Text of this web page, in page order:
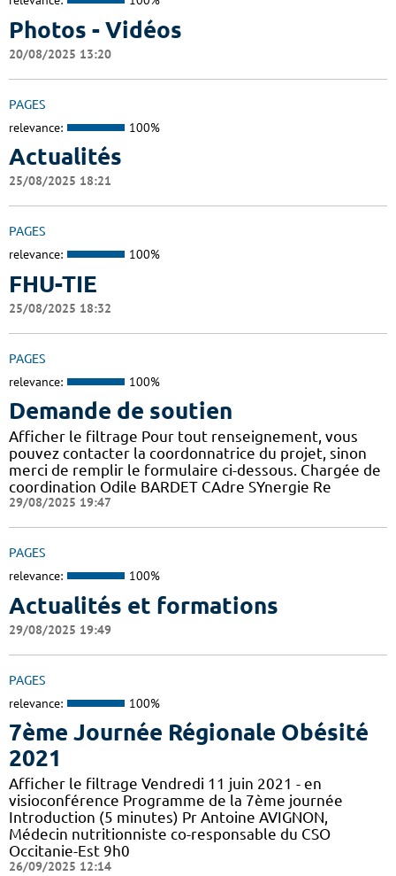
Photos - Vidéos
20/08/2025 13:20
PAGES
relevance: 100%
Actualités
25/08/2025 18:21
PAGES
relevance: 100%
FHU-TIE
25/08/2025 18:32
PAGES
relevance: 100%
Demande de soutien
Afficher le filtrage Pour tout renseignement, vous
pouvez contacter la coordonnatrice du projet, sinon
merci de remplir le formulaire ci-dessous. Chargée de
coordination Odile BARDET CAdre SYnergie Re
29/08/2025 19:47
PAGES
relevance: 100%
Actualités et formations
29/08/2025 19:49
PAGES
relevance: 100%
7ème Journée Régionale Obésité
2021
Afficher le filtrage Vendredi 11 juin 2021 - en
visioconférence Programme de la 7ème journée
Introduction (5 minutes) Pr Antoine AVIGNON,
Médecin nutritionniste co-responsable du CSO
Occitanie-Est 9h0
26/09/2025 12:14